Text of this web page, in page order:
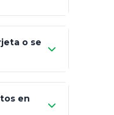
o se
"Link
en